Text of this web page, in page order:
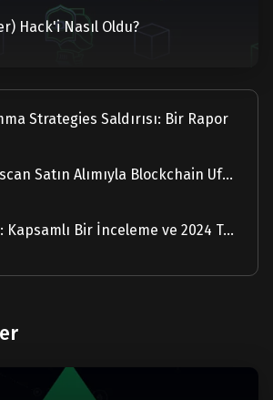
Hack'i Nasıl Oldu?
Strategies Saldırısı: Bir Rapor
Etherscan, Solscan Satın Alımıyla Blockchain Ufuklarını Genişletiyor
Bitcoin 2023'te: Kapsamlı Bir İnceleme ve 2024 Tahmini